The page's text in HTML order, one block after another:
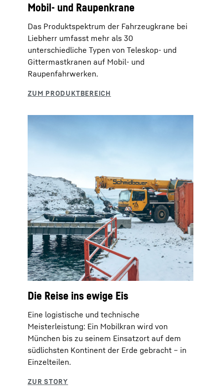
Mobil- und Raupenkrane
Das Produktspektrum der Fahrzeugkrane bei
Liebherr umfasst mehr als 30
unterschiedliche Typen von Teleskop- und
Gittermastkranen auf Mobil- und
Raupenfahrwerken.
Die Reise ins ewige Eis
Eine logistische und technische
Meisterleistung: Ein Mobilkran wird von
München bis zu seinem Einsatzort auf dem
südlichsten Kontinent der Erde gebracht – in
Einzelteilen.